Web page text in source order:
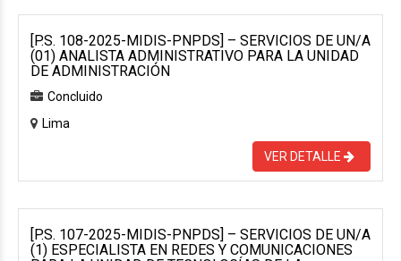
[P.S. 108-2025-MIDIS-PNPDS] – SERVICIOS DE UN/A
(01) ANALISTA ADMINISTRATIVO PARA LA UNIDAD
DE ADMINISTRACIÓN
Concluido
Lima
VER DETALLE
[P.S. 107-2025-MIDIS-PNPDS] – SERVICIOS DE UN/A
(1) ESPECIALISTA EN REDES Y COMUNICACIONES